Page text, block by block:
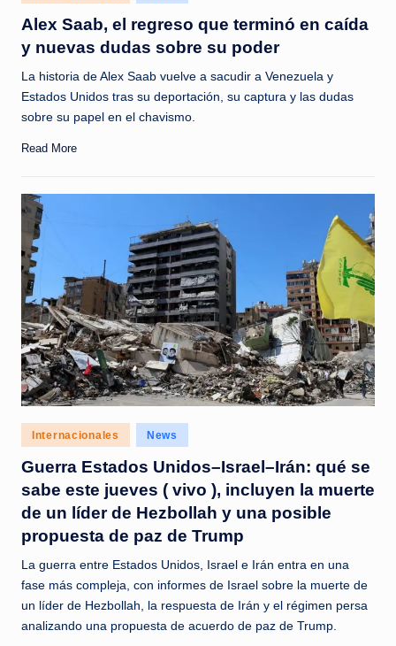
in
Alex Saab, el regreso que terminó en caída
y nuevas dudas sobre su poder
La historia de Alex Saab vuelve a sacudir a Venezuela y
Estados Unidos tras su deportación, su captura y las dudas
sobre su papel en el chavismo.
Read More
Posted
in
Internacionales News
Guerra Estados Unidos–Israel–Irán: qué se
sabe este jueves ( vivo ), incluyen la muerte
de un líder de Hezbollah y una posible
propuesta de paz de Trump
La guerra entre Estados Unidos, Israel e Irán entra en una
fase más compleja, con informes de Israel sobre la muerte de
un líder de Hezbollah, la respuesta de Irán y el régimen persa
analizando una propuesta de acuerdo de paz de Trump.